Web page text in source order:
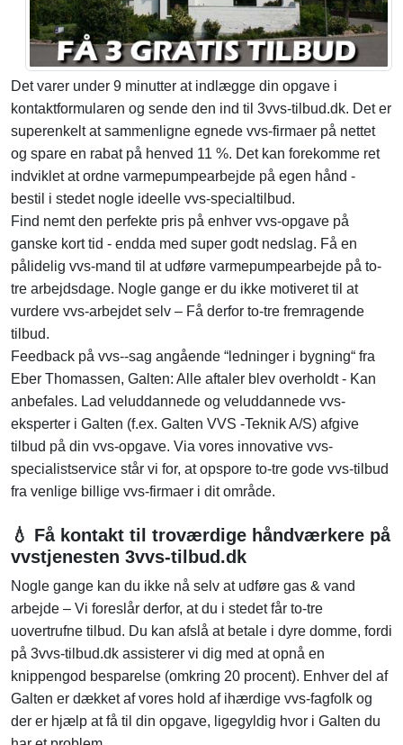
Det varer under 9 minutter at indlægge din opgave i
kontaktformularen og sende den ind til 3vvs-tilbud.dk. Det er
superenkelt at sammenligne egnede vvs-firmaer på nettet
og spare en rabat på henved 11 %. Det kan forekomme ret
indviklet at ordne varmepumpearbejde på egen hånd -
bestil i stedet nogle ideelle vvs-specialtilbud.
Find nemt den perfekte pris på enhver vvs-opgave på
ganske kort tid - endda med super godt nedslag. Få en
pålidelig vvs-mand til at udføre varmepumpearbejde på to-
tre arbejdsdage. Nogle gange er du ikke motiveret til at
vurdere vvs-arbejdet selv – Få derfor to-tre fremragende
tilbud.
Feedback på vvs--sag angående “ledninger i bygning“ fra
Eber Thomassen, Galten: Alle aftaler blev overholdt - Kan
anbefales. Lad veluddannede og veluddannede vvs-
eksperter i Galten (f.ex. Galten VVS -Teknik A/S) afgive
tilbud på din vvs-opgave. Via vores innovative vvs-
specialistservice står vi for, at opspore to-tre gode vvs-tilbud
fra venlige billige vvs-firmaer i dit område.
💧 Få kontakt til troværdige håndværkere på
vvstjenesten 3vvs-tilbud.dk
Nogle gange kan du ikke nå selv at udføre gas & vand
arbejde – Vi foreslår derfor, at du i stedet får to-tre
uovertrufne tilbud. Du kan afslå at betale i dyre domme, fordi
på 3vvs-tilbud.dk assisterer vi dig med at opnå en
knippengod besparelse (omkring 20 procent). Enhver del af
Galten er dækket af vores hold af ihærdige vvs-fagfolk og
der er hjælp at få til din opgave, ligegyldig hvor i Galten du